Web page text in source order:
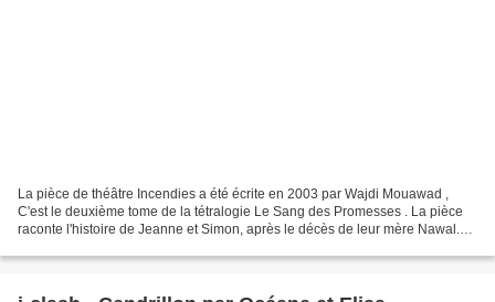
La pièce de théâtre Incendies a été écrite en 2003 par Wajdi Mouawad ,
C'est le deuxième tome de la tétralogie Le Sang des Promesses . La pièce
raconte l'histoire de Jeanne et Simon, après le décès de leur mère Nawal.